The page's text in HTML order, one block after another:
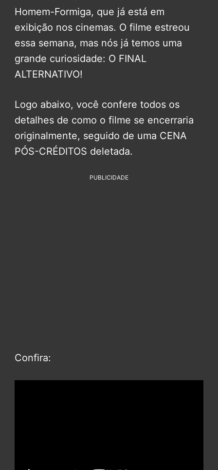
Homem-Formiga, que já está em
exibição nos cinemas. O filme estreou
essa semana, mas nós já temos uma
grande curiosidade: O FINAL
ALTERNATIVO!
Logo abaixo, você confere todos os
detalhes de como o filme se encerraria
originalmente, seguido de uma CENA
PÓS-CRÉDITOS deletada.
PUBLICIDADE
Confira: